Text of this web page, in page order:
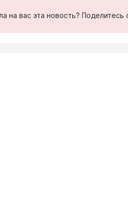
на вас эта новость? Поделитесь